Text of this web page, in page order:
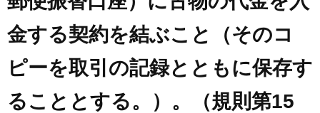
金する契約を結ぶこと（そのコ
ピーを取引の記録とともに保存す
ることとする。）。（規則第15